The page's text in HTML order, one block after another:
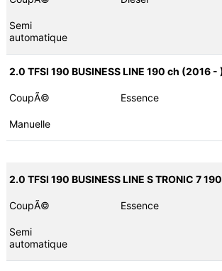
Semi
automatique
2.0 TFSI 190 BUSINESS LINE 190 ch (2016 -
CoupÃ© Essence
Manuelle
2.0 TFSI 190 BUSINESS LINE S TRONIC 7
CoupÃ© Essence
Semi
automatique